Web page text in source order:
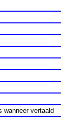
wanneer vertaald